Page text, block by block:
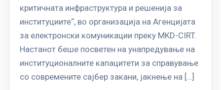
критичната инфраструктура и решенија за
институциите“, во организација на Агенцијата
за електронски комуникации преку MKD-CIRT.
Настанот беше посветен на унапредување на
институционалните капацитети за справување
со современите сајбер закани, јакнење на […]